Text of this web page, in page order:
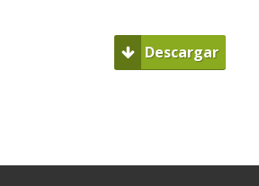
Descargar